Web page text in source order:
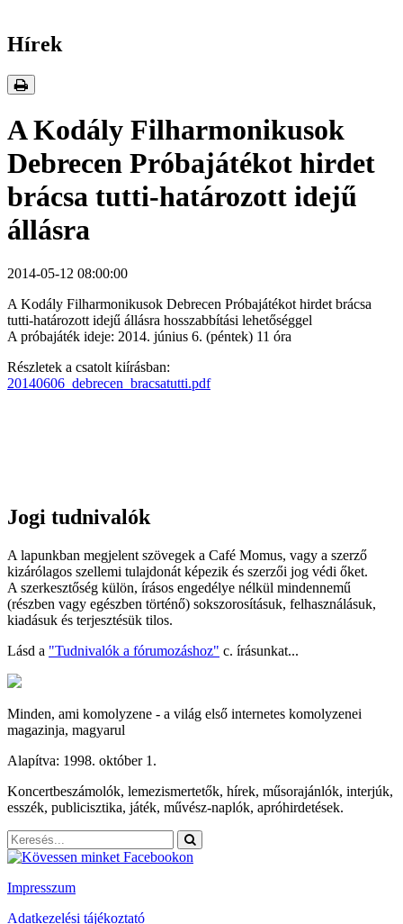
Hírek
A Kodály Filharmonikusok
Debrecen Próbajátékot hirdet
brácsa tutti-határozott idejű
állásra
2014-05-12 08:00:00
A Kodály Filharmonikusok Debrecen Próbajátékot hirdet brácsa
tutti-határozott idejű állásra hosszabbítási lehetőséggel
A próbajáték ideje: 2014. június 6. (péntek) 11 óra
Részletek a csatolt kiírásban:
20140606_debrecen_bracsatutti.pdf
Jogi tudnivalók
A lapunkban megjelent szövegek a Café Momus, vagy a szerző
kizárólagos szellemi tulajdonát képezik és szerzői jog védi őket.
A szerkesztőség külön, írásos engedélye nélkül mindennemű
(részben vagy egészben történő) sokszorosításuk, felhasználásuk,
kiadásuk és terjesztésük tilos.
Lásd a "Tudnivalók a fórumozáshoz" c. írásunkat...
Minden, ami komolyzene - a világ első internetes komolyzenei
magazinja, magyarul
Alapítva: 1998. október 1.
Koncertbeszámolók, lemezismertetők, hírek, műsorajánlók, interjúk,
esszék, publicisztika, játék, művész-naplók, apróhirdetések.
Impresszum
Adatkezelési tájékoztató